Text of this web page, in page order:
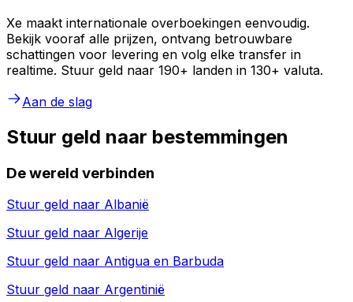
Xe maakt internationale overboekingen eenvoudig.
Bekijk vooraf alle prijzen, ontvang betrouwbare
schattingen voor levering en volg elke transfer in
realtime. Stuur geld naar 190+ landen in 130+ valuta.
Aan de slag
Stuur geld naar bestemmingen
De wereld verbinden
Stuur geld naar Albanië
Stuur geld naar Algerije
Stuur geld naar Antigua en Barbuda
Stuur geld naar Argentinië